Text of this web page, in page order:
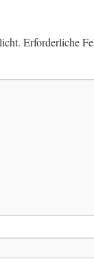
Erforderliche